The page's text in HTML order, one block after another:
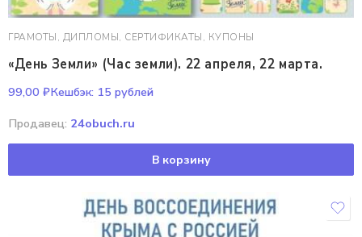
ГРАМОТЫ, ДИПЛОМЫ, СЕРТИФИКАТЫ, КУПОНЫ
«День Земли» (Час земли). 22 апреля, 22 марта.
99,00 ₽Кешбэк: 15 рублей
Продавец: 24obuch.ru
В корзину